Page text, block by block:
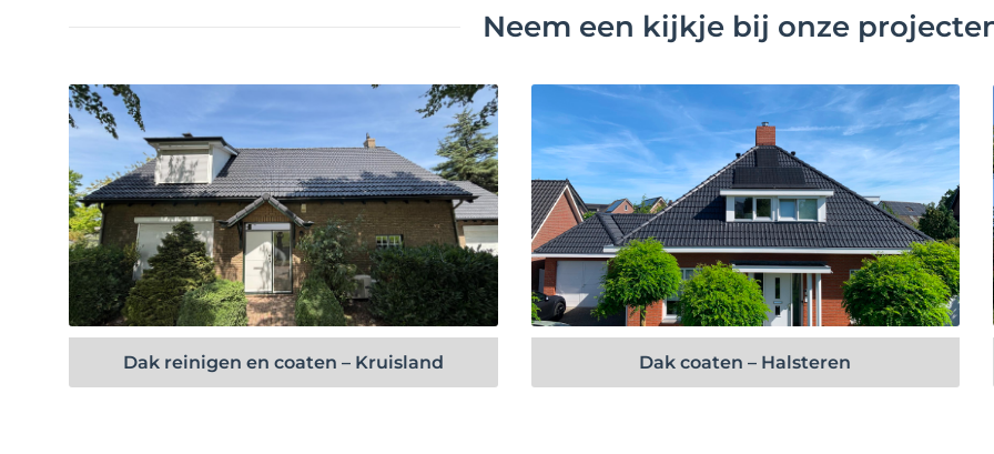
Neem een kijkje bij onze
Bekijk project
Dak reinigen en coaten – Kruisland
Bekijk project
Dak coaten – Halsteren